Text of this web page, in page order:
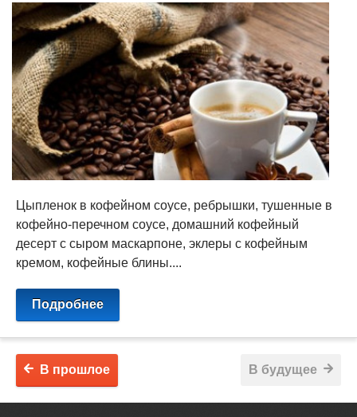
Цыпленок в кофейном соусе, ребрышки, тушенные в
кофейно-перечном соусе, домашний кофейный
десерт с сыром маскарпоне, эклеры с кофейным
кремом, кофейные блины....
Подробнее
В будущее
В прошлое